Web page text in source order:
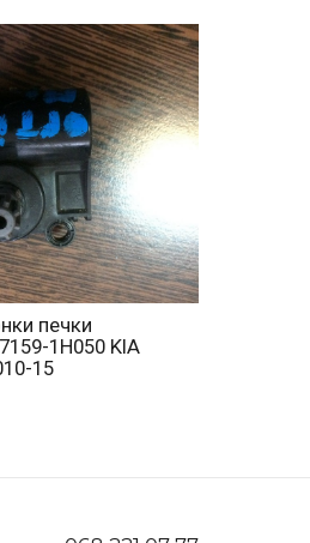
печки
1H050 KIA
15